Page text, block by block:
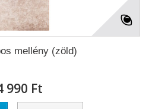
mellény (zöld)
990 Ft‎